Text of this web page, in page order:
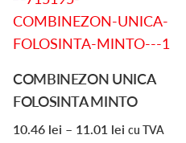
produsului.
COMBINEZON UNICA
FOLOSINTA MINTO
10.46 lei – 11.01 lei cu TVA
produs
are
multe
variații.
Opțiunile